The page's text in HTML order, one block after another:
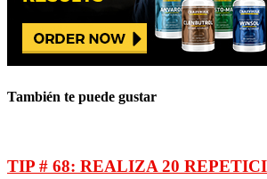
También te puede gustar
TIP # 68: REALIZA 20